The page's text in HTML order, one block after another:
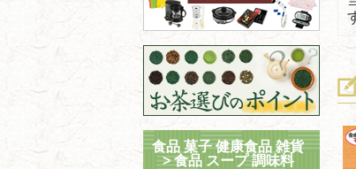
食品 菓子 健康食品 雑貨
>食品 スープ 調味料